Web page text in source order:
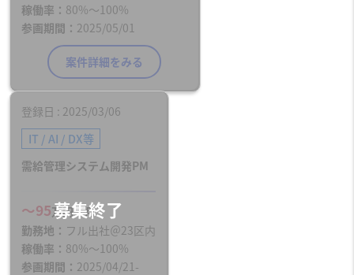
稼働率
80%〜100%
参画期間
2025/05/01
案件詳細をみる
登録日 2025/03/06
IT / AI / DX等
需給管理システム開発PM
〜95万円／月
勤務地
フル出社＠23区内
稼働率
80%〜100%
参画期間
2025/04/21-